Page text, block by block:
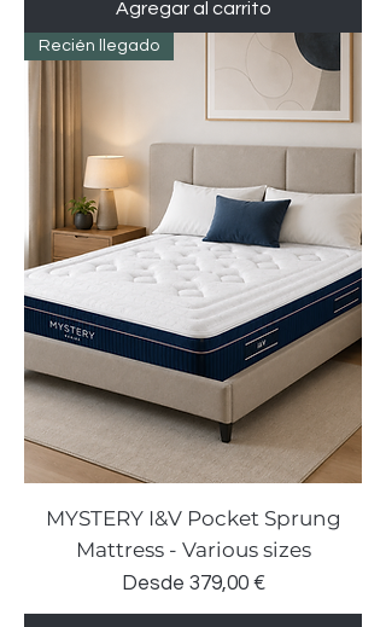
Agregar al carrito
Recién llegado
MYSTERY I&V Pocket Sprung
Mattress - Various sizes
Desde 379,00 €
Precio de oferta